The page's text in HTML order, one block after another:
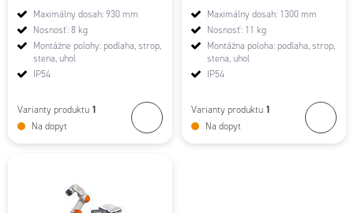
Maximálny dosah: 930 mm
Nosnosť: 8 kg
Montážne polohy: podlaha, strop,
stena, uhol
IP54
Varianty produktu 1
Na dopyt
Maximálny dosah: 1300 mm
Nosnosť: 11 kg
Montážna poloha: podlaha, strop,
stena, uhol
IP54
Varianty produktu 1
Na dopyt